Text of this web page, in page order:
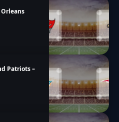
Orleans
Patriots –